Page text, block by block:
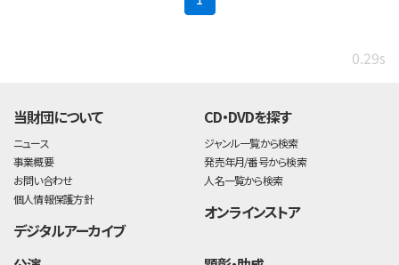
0.29s
当財団について
ニュース
事業概要
お問い合わせ
個人情報保護方針
デジタルアーカイブ
CD・DVDを探す
ジャンル一覧から検索
発売年月/番号から検索
人名一覧から検索
オンラインストア